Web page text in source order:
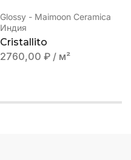
Glossy - Maimoon Ceramica
Индия
Cristallito
2760,00 ₽ / м²